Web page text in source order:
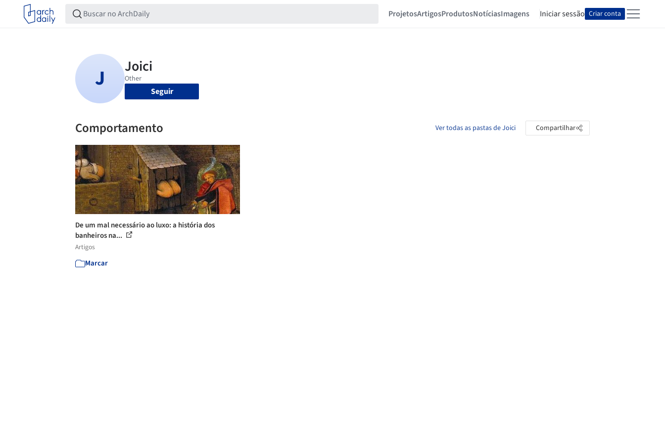
ProjetosArtigosProdutosNotíciasImagens Iniciar sessão Criar conta
Seguir
Comportamento Ver todas as pastas de Joici Compartilhar
De um mal necessário ao luxo: a história dos
banheiros na...
Artigos
Marcar